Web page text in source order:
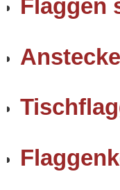
Flaggen